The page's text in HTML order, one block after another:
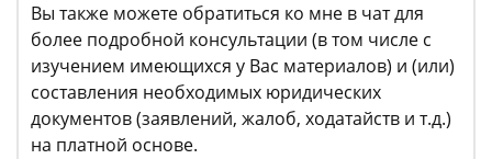
Вы также можете обратиться ко мне в чат для
более подробной консультации (в том числе с
изучением имеющихся у Вас материалов) и (или)
составления необходимых юридических
документов (заявлений, жалоб, ходатайств и т.д.)
на платной основе.